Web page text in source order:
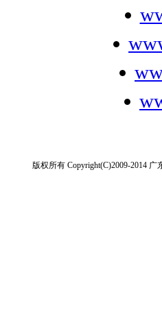
版权所有 Copyright(C)2009-2014